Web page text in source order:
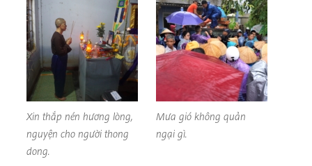
Xin thắp nén hương lòng,
nguyện cho người thong
dong.
Mưa gió không quản
ngại gì.